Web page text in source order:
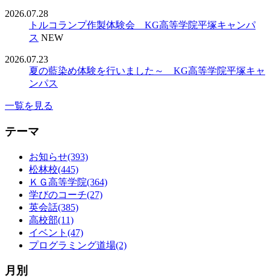
2026.07.28
トルコランプ作製体験会 KG高等学院平塚キャンパ
ス NEW
2026.07.23
夏の藍染め体験を行いました～ KG高等学院平塚キャ
ンパス
一覧を見る
テーマ
お知らせ(393)
松林校(445)
ＫＧ高等学院(364)
学びのコーチ(27)
英会話(385)
高校部(11)
イベント(47)
プログラミング道場(2)
月別